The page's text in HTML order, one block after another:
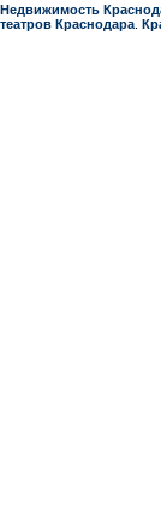
Недвижимость
театров Краснодара